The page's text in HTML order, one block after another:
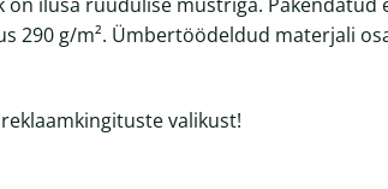
290 g/m². Ümbertöödeldud materjali
valikust!